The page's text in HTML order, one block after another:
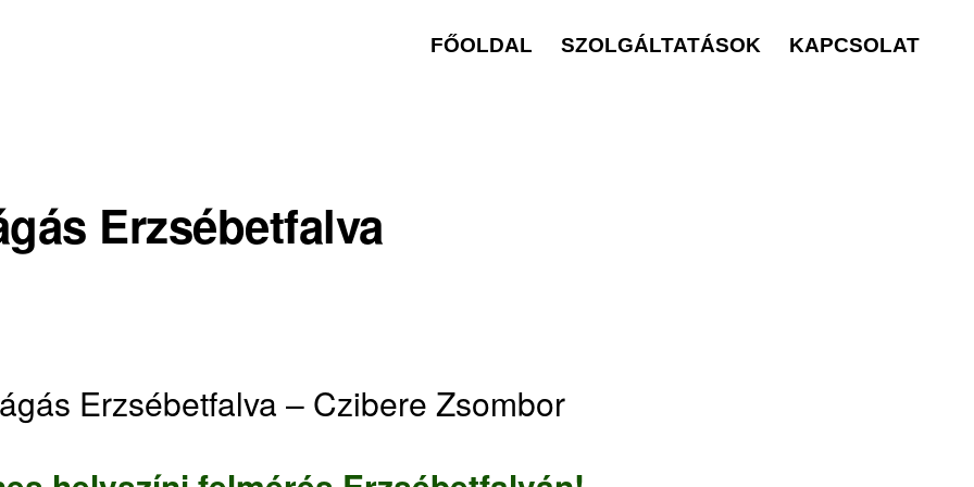
FŐOLDAL SZOLGÁLTATÁSOK KAPCSOLAT
Erzsébetfalva
Erzsébetfalva – Czibere Zsombor